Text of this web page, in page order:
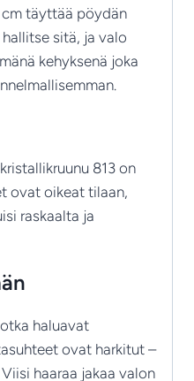
täyttää pöydän
sitä, ja valo
kehyksenä joka
813 on
ovat oikeat tilaan,
raskaalta ja
haluavat
ovat harkitut –
haaraa jakaa valon